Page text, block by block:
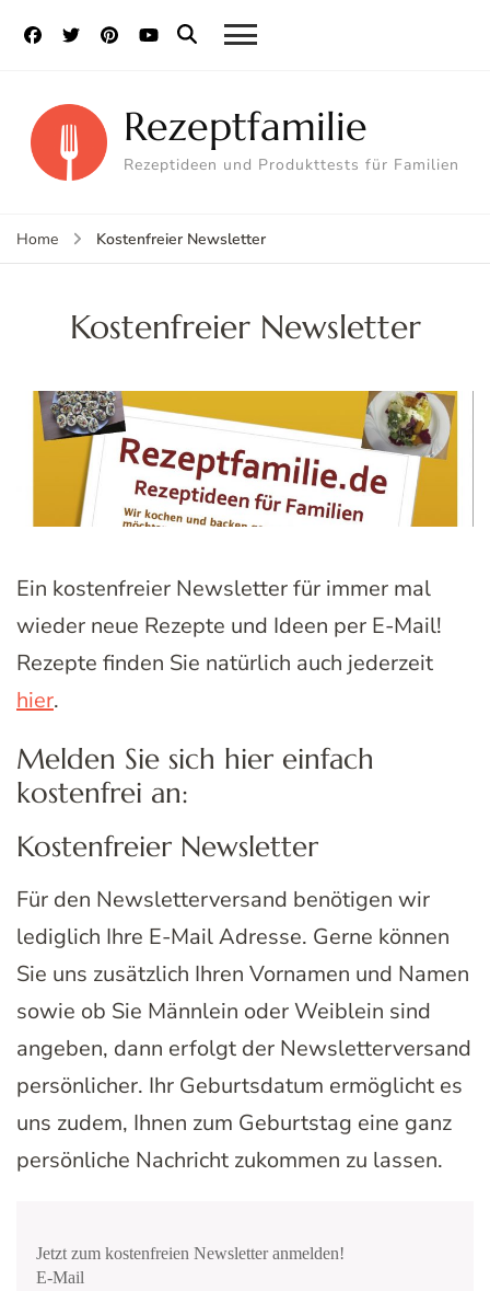
Rezeptfamilie
Rezeptideen und Produkttests für Familien
Home Kostenfreier Newsletter
Kostenfreier Newsletter
Ein kostenfreier Newsletter für immer mal
wieder neue Rezepte und Ideen per E-Mail!
Rezepte finden Sie natürlich auch jederzeit
hier.
Melden Sie sich hier einfach
kostenfrei an:
Kostenfreier Newsletter
Für den Newsletterversand benötigen wir
lediglich Ihre E-Mail Adresse. Gerne können
Sie uns zusätzlich Ihren Vornamen und Namen
sowie ob Sie Männlein oder Weiblein sind
angeben, dann erfolgt der Newsletterversand
persönlicher. Ihr Geburtsdatum ermöglicht es
uns zudem, Ihnen zum Geburtstag eine ganz
persönliche Nachricht zukommen zu lassen.
Jetzt zum kostenfreien Newsletter anmelden!
E-Mail